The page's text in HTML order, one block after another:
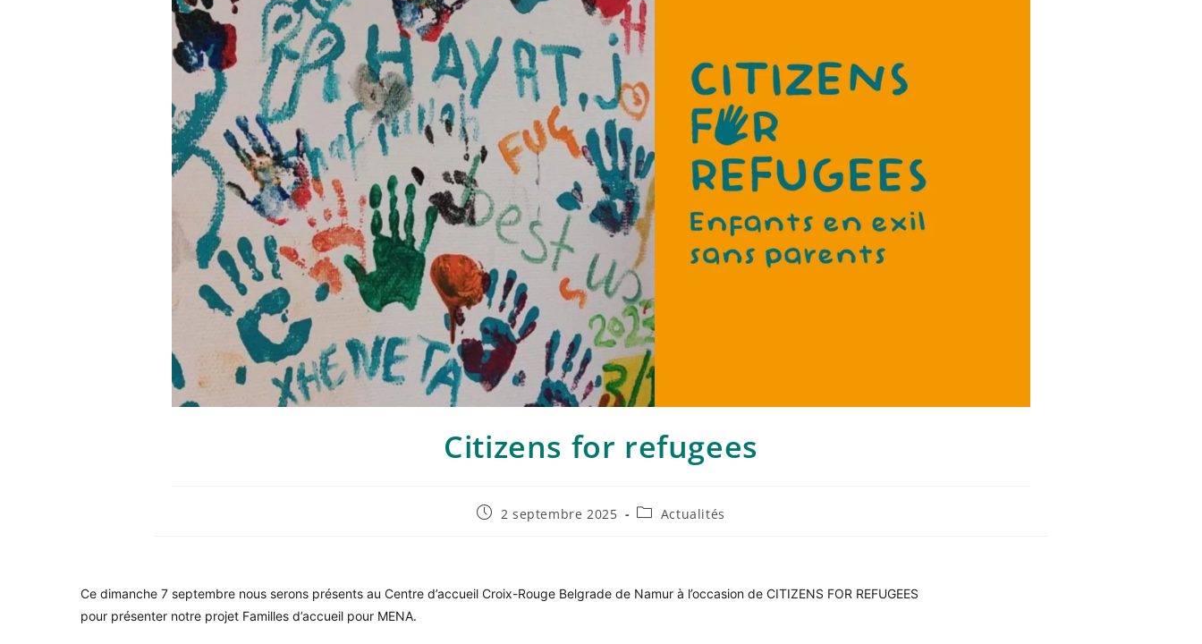
Citizens for refugees
2 septembre 2025 Actualités
Ce dimanche 7 septembre nous serons présents au Centre d’accueil Croix-Rouge Belgrade de Namur à l’occasion de CITIZENS FOR REFUGEES
pour présenter notre projet Familles d’accueil pour MENA.